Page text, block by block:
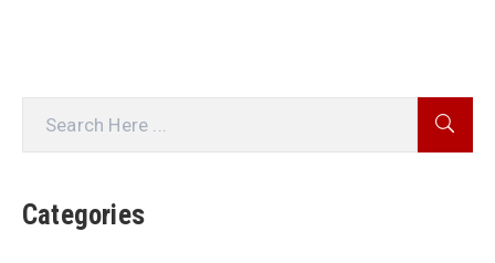
Categories